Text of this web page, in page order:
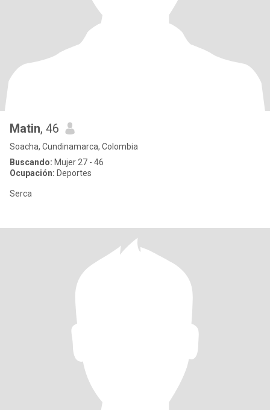
Matin, 46
Soacha, Cundinamarca, Colombia
Buscando: Mujer 27 - 46
Ocupación: Deportes
Serca